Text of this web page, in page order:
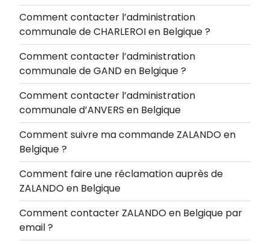
Comment contacter l’administration
communale de CHARLEROI en Belgique ?
Comment contacter l’administration
communale de GAND en Belgique ?
Comment contacter l’administration
communale d’ANVERS en Belgique
Comment suivre ma commande ZALANDO en
Belgique ?
Comment faire une réclamation auprès de
ZALANDO en Belgique
Comment contacter ZALANDO en Belgique par
email ?